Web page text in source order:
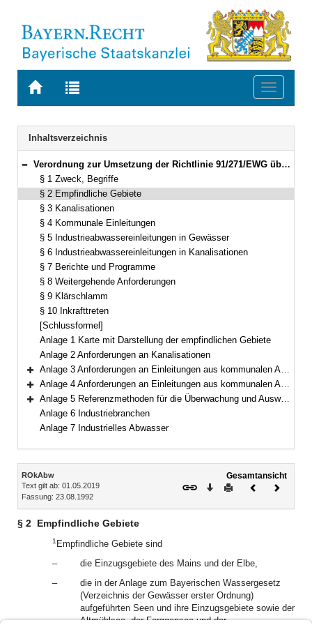
Zur
BAYERN.RECHT
Zur
letzten
Suche
Toggle
Navigation
Inhaltsverzeichnis
Bereich reduzieren
Verordnung zur Umsetzung der Richtlinie 91/271/EWG über die Behandlung von kommunalem Abwasser (Reinhalteordnung kommunales Abwasser – ROkAbw –) Vom 23. August 1992 (GVBl. S. 402) BayRS 753-1-13-U (§§ 1–10)
§ 1 Zweck, Begriffe
§ 2 Empfindliche Gebiete
§ 3 Kanalisationen
§ 4 Kommunale Einleitungen
§ 5 Industrieabwassereinleitungen in Gewässer
§ 6 Industrieabwassereinleitungen in Kanalisationen
§ 7 Berichte und Programme
§ 8 Weitergehende Anforderungen
§ 9 Klärschlamm
§ 10 Inkrafttreten
[Schlussformel]
Anlage 1 Karte mit Darstellung der empfindlichen Gebiete
Anlage 2 Anforderungen an Kanalisationen
Bereich erweitern
Anlage 3 Anforderungen an Einleitungen aus kommunalen Abwasserbehandlungsanlagen
Bereich erweitern
Anlage 4 Anforderungen an Einleitungen aus kommunalen Abwasserbehandlungsanlagen in empfindlichen Gebieten, in denen es zur Eutrophierung kommt
Bereich erweitern
Anlage 5 Referenzmethoden für die Überwachung und Auswertung der Ergebnisse
Anlage 6 Industriebranchen
Anlage 7 Industrielles Abwasser
Inhalt
ROkAbw
Text gilt ab: 01.05.2019
Fassung: 23.08.1992
Gesamtansicht
Download
DruckenVorheriges
§ 2 Empfindliche Gebiete
1 Empfindliche Gebiete sind
–
die Einzugsgebiete des Mains und der Elbe,
–
die in der Anlage zum Bayerischen Wassergesetz
(Verzeichnis der Gewässer erster Ordnung)
aufgeführten Seen und ihre Einzugsgebiete sowie der
Altmühlsee, der Forggensee und der